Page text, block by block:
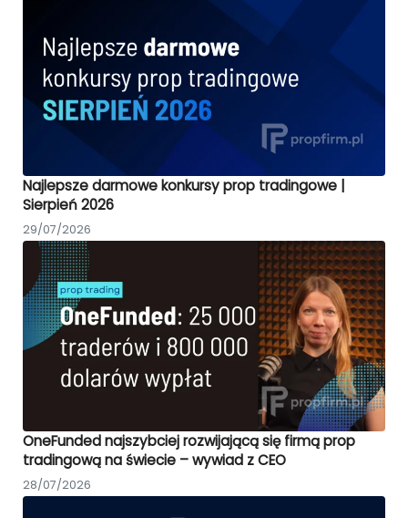
Najlepsze darmowe konkursy prop tradingowe |
Sierpień 2026
29/07/2026
OneFunded najszybciej rozwijającą się firmą prop
tradingową na świecie – wywiad z CEO
28/07/2026